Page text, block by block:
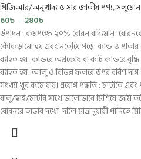
পিজিআর/অনুখাদ্য ও সার জাতীয় পণ্য,
60৳ – 280৳
উপাদন : কমপক্ষে ২০% বোরন বদ্যিমান।
কোঁকড়ানো হয় এবং নতেযি়ে পড়ে কান্ড ও
ব্যাহত হয়। কান্ডরে অগ্রকোষ বা কচি কান্ডরে
ব্যাহত হয়। আলু ও বিভিন্ন ফলরে উপর বর্বিণ দাগ
সংখ্যা খুব কমে যায়। প্রয়োগ পদ্ধতি : মাটতিে এবং
বালু/ছাই/মাটরি সাথে ভালোভাবে মিশিয়ে জমি
বোরনরে অভাব দখো দলিে মাত্রানুযায়ী পানিতে